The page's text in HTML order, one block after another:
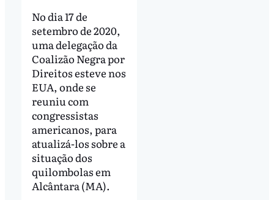
No dia 17 de
setembro de 2020,
uma delegação da
Coalizão Negra por
Direitos esteve nos
EUA, onde se
reuniu com
congressistas
americanos, para
atualizá-los sobre a
situação dos
quilombolas em
Alcântara (MA).